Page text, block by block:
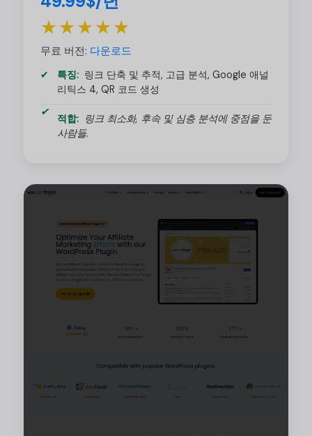
★★★★★
무료 버전: 다운로드
특징: 링크 단축 및 추적, 고급 분석, Google 애널
리틱스 4, QR 코드 생성
적합: 링크 최소화, 후속 및 심층 분석에 중점을 둔
사람들.